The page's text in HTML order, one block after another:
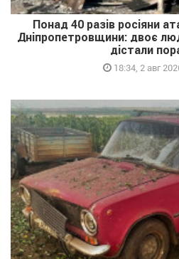
Понад 40 разів росіяни
Дніпропетровщини: двоє
дістали
18:34, 2 авг